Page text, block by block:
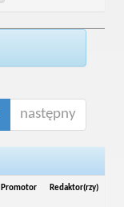
następny
Promotor Redaktor(rzy)